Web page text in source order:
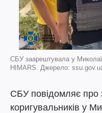
СБУ заарештувала у
HIMARS. Джерело:
СБУ повідомляє про
коригувальників у